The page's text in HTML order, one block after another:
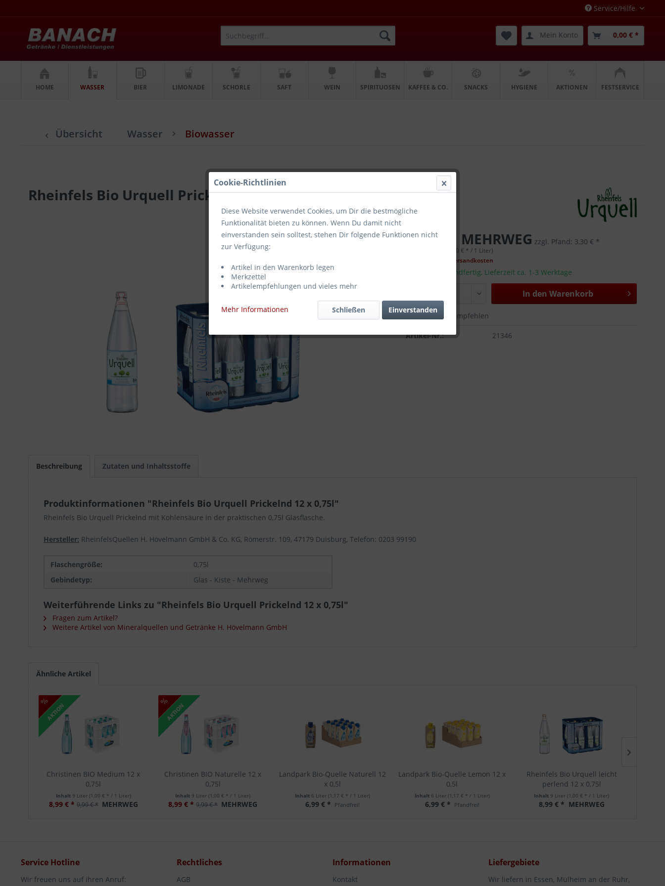
Service/Hilfe
Mein Konto 0,00 € *
HOME WASSER BIER LIMONADE SCHORLE SAFT WEIN SPIRITUOSEN KAFFEE & CO. SNACKS HYGIENE AKTIONEN FESTSERVICE
Übersicht Wasser Biowasser
Rheinfels Bio Urquell Prickelnd 12 x 0,75l
8,99 € * MEHRWEG zzgl. Pfand: 3,30 € *
9 Liter (1,00 € * / 1 Liter)
zzgl. Versandkosten
Sofort versandfertig, Lieferzeit ca. 1-3 Werktage
In den Warenkorb
Merken Empfehlen
Artikel-Nr.: 21346
Beschreibung Zutaten und Inhaltsstoffe
Produktinformationen "Rheinfels Bio Urquell Prickelnd 12 x 0,75l"
Rheinfels Bio Urquell Prickelnd mit Kohlensäure in der praktischen 0,75l Glasflasche.
Hersteller: RheinfelsQuellen H. Hövelmann GmbH & Co. KG, Römerstr. 109, 47179 Duisburg, Telefon: 0203 99190
Flaschengröße:
0,75l
Gebindetyp:
Glas - Kiste - Mehrweg
Weiterführende Links zu "Rheinfels Bio Urquell Prickelnd 12 x 0,75l"
Fragen zum Artikel?
Weitere Artikel von Mineralquellen und Getränke H. Hövelmann GmbH
Ähnliche Artikel
AKTION
Christinen BIO Medium 12 x
0,75l
Inhalt 9 Liter (1,00 € * / 1 Liter)
8,99 € * 9,99 € * MEHRWEG
AKTION
Christinen BIO Naturelle 12 x
0,75l
Inhalt 9 Liter(1,00 € * / 1 Liter)
8,99 € * 9,99 € * MEHRWEG
Landpark Bio-Quelle Naturell 12
x 0,5l
Inhalt 6 Liter (1,17 € * / 1 Liter)
6,99 € * Pfandfrei!
Landpark Bio-Quelle Lemon 12 x
0,5l
Inhalt 6 Liter (1,17 € * / 1 Liter)
6,99 € * Pfandfrei!
Rheinfels Bio Urquell leicht
perlend 12 x 0,75l
Inhalt 9 Liter(1,00 € * / 1 Liter)
8,99 € * MEHRWEG
Service Hotline
Wir freuen uns auf ihren Anruf:
Rechtliches
AGB
Informationen
Kontakt
Liefergebiete
Wir liefern in Essen, Mülheim an der Ruhr,
Cookie-Richtlinien
Diese Website verwendet Cookies, um Dir die bestmögliche
Funktionalität bieten zu können. Wenn Du damit nicht
einverstanden sein solltest, stehen Dir folgende Funktionen nicht
zur Verfügung:
Artikel in den Warenkorb legen
Merkzettel
Artikelempfehlungen und vieles mehr
Mehr Informationen Einverstanden
Schließen